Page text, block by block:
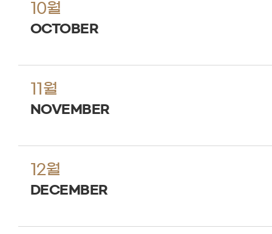
10월
OCTOBER
11월
NOVEMBER
12월
DECEMBER